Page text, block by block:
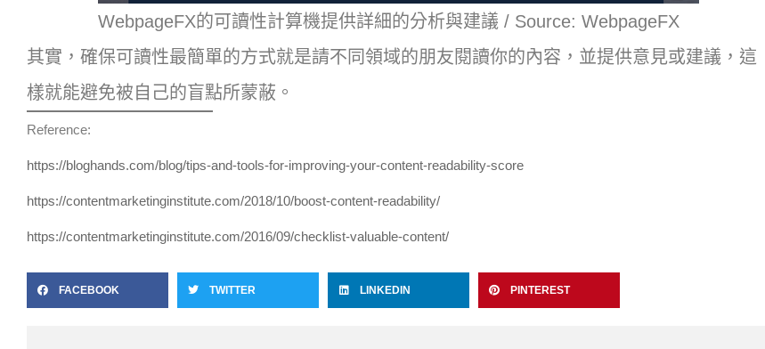
WebpageFX的可讀性計算機提供詳細的分析與建議 / Source: WebpageFX
其實，確保可讀性最簡單的方式就是請不同領域的朋友閱讀你的內容，並提供意見或建議，這
樣就能避免被自己的盲點所蒙蔽。
Reference:
https://bloghands.com/blog/tips-and-tools-for-improving-your-content-readability-score
https://contentmarketinginstitute.com/2018/10/boost-content-readability/
https://contentmarketinginstitute.com/2016/09/checklist-valuable-content/
FACEBOOK TWITTER LINKEDIN PINTEREST